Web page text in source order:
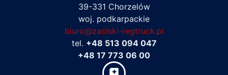
39-331 Chorzelów
woj. podkarpackie
biuro@zaciski-regtruck.pl
tel. +48 513 094 047
+48 17 773 06 00